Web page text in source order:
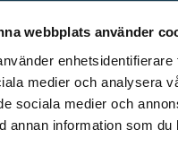
webbplats använder
medier och analysera
sociala medier och
annan information som
bollarna i den smälta